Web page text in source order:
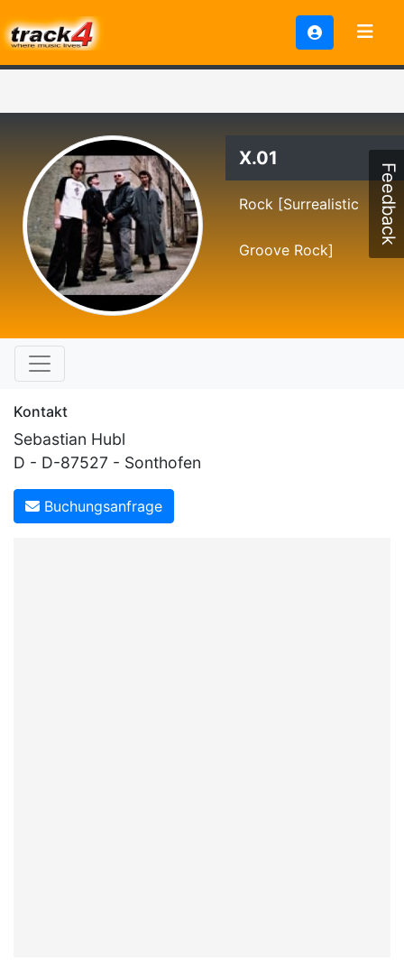
X.01
Rock [Surrealistic
Groove Rock]
Kontakt
Sebastian Hubl
D - D-87527 - Sonthofen
Buchungsanfrage
Feedback